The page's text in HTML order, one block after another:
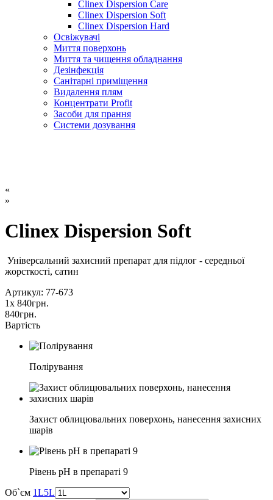
Clinex Dispersion Care
Clinex Dispersion Soft
Clinex Dispersion Hard
Освіжувачі
Миття поверхонь
Миття та чищення обладнання
Дезінфекція
Санітарні приміщення
Видалення плям
Концентрати Profit
Засоби для прання
Системи дозування
«
»
Clinex Dispersion Soft
Універсальний захисний препарат для підлог - середньої
жорсткості, сатин
Артикул: 77-673
1x 840грн.
840грн.
Вартість
Полірування
Захист облицювальних поверхонь, нанесення захисних
шарів
Рівень pH в препараті 9
Об`єм 1L5L